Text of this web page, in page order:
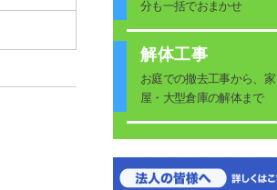
分も一括でおまかせ
解体工事
お庭での撤去工事から、家
屋・大型倉庫の解体まで